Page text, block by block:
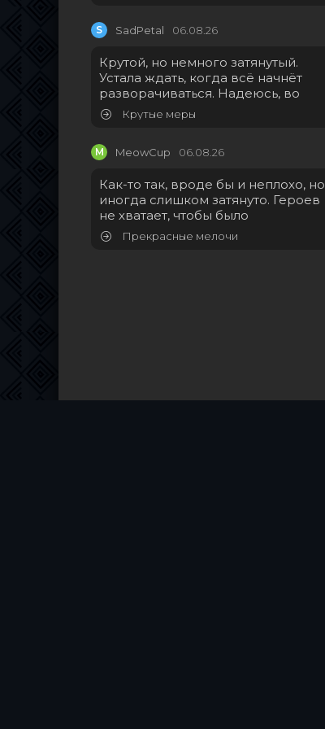
S SadPetal 06.08.26
Крутой, но немного затянутый.
Устала ждать, когда всё начнёт
разворачиваться. Надеюсь, во
Крутые меры
M MeowCup 06.08.26
Как-то так, вроде бы и неплохо, но
иногда слишком затянуто. Героев
не хватает, чтобы было
Прекрасные мелочи